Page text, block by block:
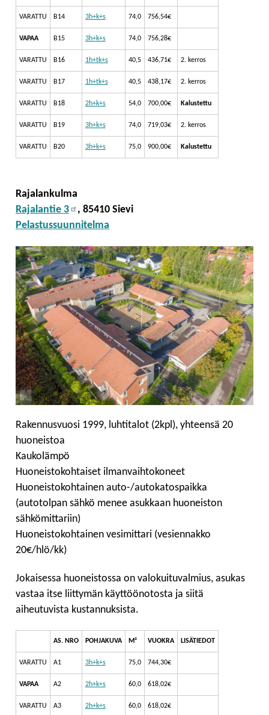
VARATTU B14 3h+k+s 74,0 756,54€
VAPAA B15 3h+k+s 74,0 756,28€
VARATTU B16 1h+tk+s 40,5 436,71€ 2. kerros
VARATTU B17 1h+tk+s 40,5 438,17€ 2. kerros
VARATTU B18 2h+k+s 54,0 700,00€ Kalustettu
VARATTU B19 3h+k+s 74,0 719,03€ 2. kerros
VARATTU B20 3h+k+s 75,0 900,00€ Kalustettu
Rajalankulma
Rajalantie 3
, 85410 Sievi
Pelastussuunnitelma
Rakennusvuosi 1999, luhtitalot (2kpl), yhteensä 20
huoneistoa
Kaukolämpö
Huoneistokohtaiset ilmanvaihtokoneet
Huoneistokohtainen auto-/autokatospaikka
(autotolpan sähkö menee asukkaan huoneiston
sähkömittariin)
Huoneistokohtainen vesimittari (vesiennakko
20€/hlö/kk)
Jokaisessa huoneistossa on valokuituvalmius, asukas
vastaa itse liittymän käyttöönotosta ja siitä
aiheutuvista kustannuksista.
AS. NRO POHJAKUVA M² VUOKRA LISÄTIEDOT
VARATTU A1 3h+k+s 75,0 744,30€
VAPAA A2 2h+k+s 60,0 618,02€
VARATTU A3 2h+k+s 60,0 618,02€